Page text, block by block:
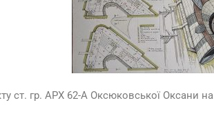
ст. гр. АРХ 62-А Оксюковської Оксани